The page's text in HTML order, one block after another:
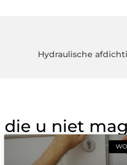
Hydraulische
die u niet